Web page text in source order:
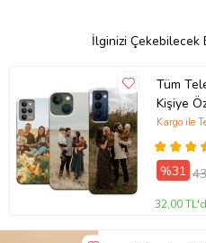
İlginizi Çekebilecek
Tüm
Kişiye
Kılıfı
Kargo ile
%31
32,00